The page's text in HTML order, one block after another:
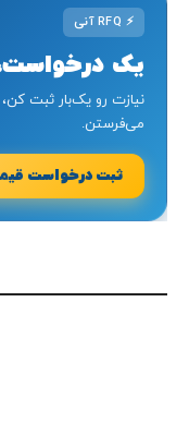
⚡
یک
نیازت رو یک‌بار ثبت
می‌فرستن.
ثبت درخواست